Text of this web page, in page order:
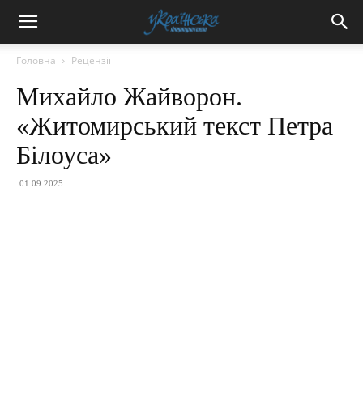
Головна Рецензії
Михайло Жайворон.
«Житомирський текст Петра
Білоуса»
01.09.2025